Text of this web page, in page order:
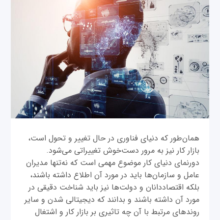
همان‌طور که دنیای فناوری در حال تغییر و تحول است،
بازار کار نیز به مرور دست‌خوش تغییراتی می‌شود.
دورنمای دنیای کار موضوع مهمی است که نه‌تنها مدیران
عامل و سازمان‌ها باید در مورد آن اطلاع داشته باشند،
بلکه اقتصاددانان و دولت‌ها نیز باید شناخت دقیقی در
مورد آن داشته باشند و بدانند که دیجیتالی ‌شدن و سایر
روندهای مرتبط با آن چه تاثیری بر بازار کار و اشتغال